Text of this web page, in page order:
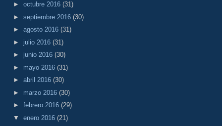
► octubre 2016 (31)
► septiembre 2016 (30)
► agosto 2016 (31)
► julio 2016 (31)
► junio 2016 (30)
► mayo 2016 (31)
► abril 2016 (30)
► marzo 2016 (30)
► febrero 2016 (29)
▼ enero 2016 (21)